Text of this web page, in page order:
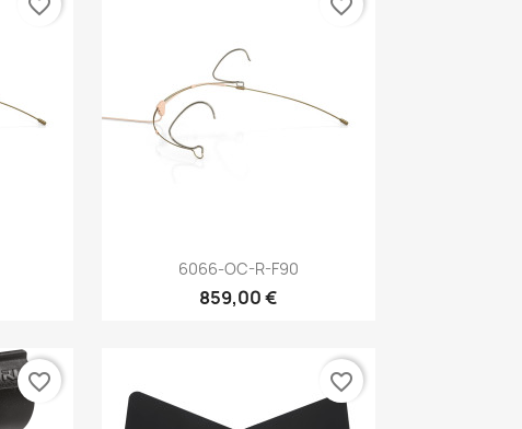
6066-OC-R-F90
859,00 €
Aperçu rapide
favorite_border favorite_border